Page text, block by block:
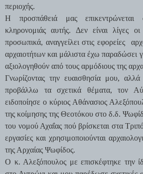
περιοχής.
Η προσπάθειά μας επικεντρώνεται
κληρονομιάς αυτής. Δεν είναι λίγες
προσωπικά, αναγγείλει στις εφορείες
αρχαιοτήτων και μάλιστα έχω παραδώσει
αξιολογηθούν από τους αρμόδιους της
Γνωρίζοντας την ευαισθησία μου,
προβάλλω τα σχετικά θέματα, τον
ειδοποίησε ο κύριος Αθάνασιος
της κοίμησης της Θεοτόκου στο δ.δ.
του νομού Αχαΐας πού βρίσκεται στα
εργασίες και χρησιμοποιούνται
της Αρχαίας Ψωφίδος.
Ο κ. Αλεξόπουλος με επισκέφτηκε την